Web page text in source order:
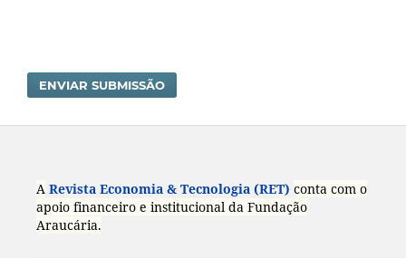
ENVIAR SUBMISSÃO
A Revista Economia & Tecnologia (RET) conta com o
apoio financeiro e institucional da Fundação
Araucária.